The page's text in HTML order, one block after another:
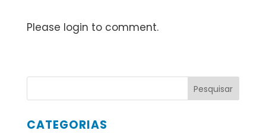
Please login to comment.
CATEGORIAS